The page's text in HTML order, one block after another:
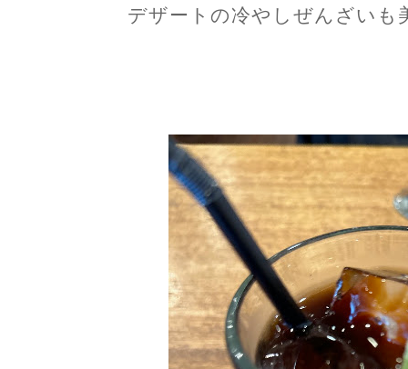
デザートの冷やしぜんざいも